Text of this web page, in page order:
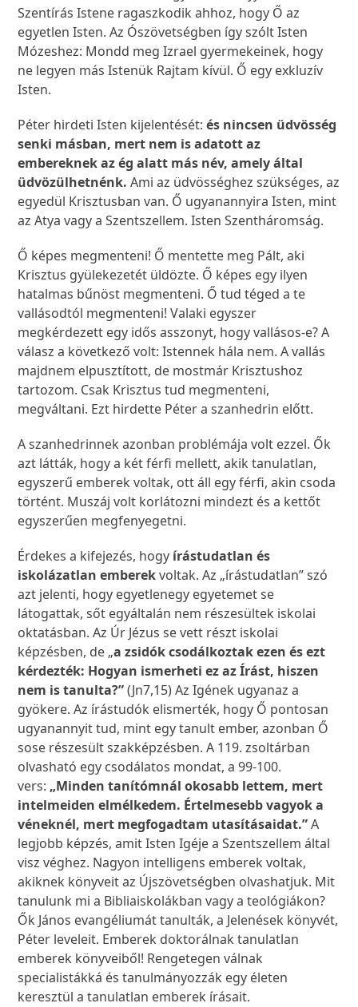
Szentírás Istene ragaszkodik ahhoz, hogy Ő az
egyetlen Isten. Az Ószövetségben így szólt Isten
Mózeshez: Mondd meg Izrael gyermekeinek, hogy
ne legyen más Istenük Rajtam kívül. Ő egy exkluzív
Isten.
Péter hirdeti Isten kijelentését:és nincsen üdvösség
senki másban, mert nem is adatott az
embereknek az ég alatt más név, amely által
üdvözülhetnénk.Ami az üdvösséghez szükséges, az
egyedül Krisztusban van. Ő ugyanannyira Isten, mint
az Atya vagy a Szentszellem. Isten Szentháromság.
Ő képes megmenteni! Ő mentette meg Pált, aki
Krisztus gyülekezetét üldözte. Ő képes egy ilyen
hatalmas bűnöst megmenteni. Ő tud téged a te
vallásodtól megmenteni! Valaki egyszer
megkérdezett egy idős asszonyt, hogy vallásos-e? A
válasz a következő volt: Istennek hála nem. A vallás
majdnem elpusztított, de mostmár Krisztushoz
tartozom. Csak Krisztus tud megmenteni,
megváltani. Ezt hirdette Péter a szanhedrin előtt.
A szanhedrinnek azonban problémája volt ezzel. Ők
azt látták, hogy a két férfi mellett, akik tanulatlan,
egyszerű emberek voltak, ott áll egy férfi, akin csoda
történt. Muszáj volt korlátozni mindezt és a kettőt
egyszerűen megfenyegetni.
Érdekes a kifejezés, hogy írástudatlan és
iskolázatlan emberekvoltak. Az „írástudatlan” szó
azt jelenti, hogy egyetlenegy egyetemet se
látogattak, sőt egyáltalán nem részesültek iskolai
oktatásban. Az Úr Jézus se vett részt iskolai
képzésben, de „a zsidók csodálkoztak ezen és ezt
kérdezték: Hogyan ismerheti ez az Írást, hiszen
nem is tanulta?”(Jn7,15) Az Igének ugyanaz a
gyökere. Az írástudók elismerték, hogy Ő pontosan
ugyanannyit tud, mint egy tanult ember, azonban Ő
sose részesült szakképzésben. A 119. zsoltárban
olvasható egy csodálatos mondat, a 99-100.
vers: „Minden tanítómnál okosabb lettem, mert
intelmeiden elmélkedem. Értelmesebb vagyok a
véneknél, mert megfogadtam utasításaidat.”A
legjobb képzés, amit Isten Igéje a Szentszellem által
visz véghez. Nagyon intelligens emberek voltak,
akiknek könyveit az Újszövetségben olvashatjuk. Mit
tanulunk mi a Bibliaiskolákban vagy a teológiákon?
Ők János evangéliumát tanulták, a Jelenések könyvét,
Péter leveleit. Emberek doktorálnak tanulatlan
emberek könyveiből! Rengetegen válnak
specialistákká és tanulmányozzák egy életen
keresztül a tanulatlan emberek írásait.